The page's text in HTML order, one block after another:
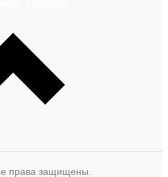
права защищены.